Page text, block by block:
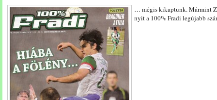
… mégis kikaptunk. Mármint
nyit a 100% Fradi legújabb